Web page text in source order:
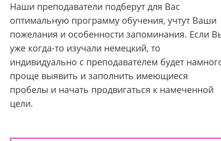
Наши преподаватели подберут для Вас
оптимальную программу обучения, учтут Ваши
пожелания и особенности запоминания. Если
уже когда-то изучали немецкий, то
индивидуально с преподавателем будет
проще выявить и заполнить имеющиеся
пробелы и начать продвигаться к намеченной
цели.